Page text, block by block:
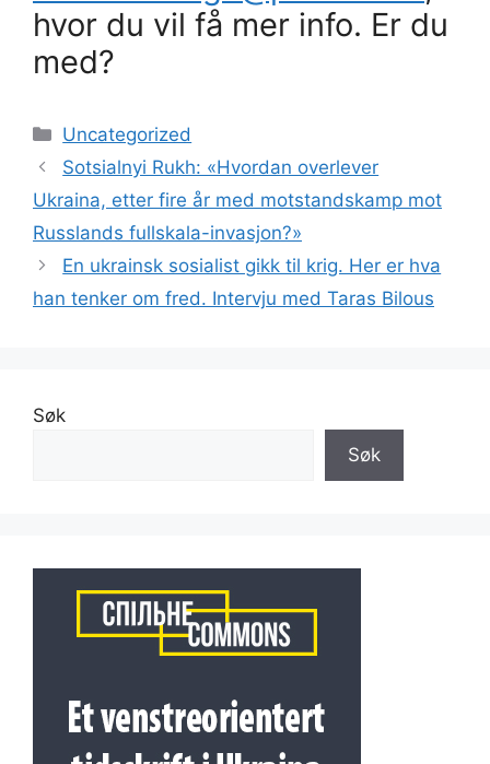
hvor du vil få mer info. Er du
med?
Kategorier
Uncategorized
Sotsialnyi Rukh: «Hvordan overlever
Ukraina, etter fire år med motstandskamp mot
Russlands fullskala-invasjon?»
En ukrainsk sosialist gikk til krig. Her er hva
han tenker om fred. Intervju med Taras Bilous
Søk
Søk